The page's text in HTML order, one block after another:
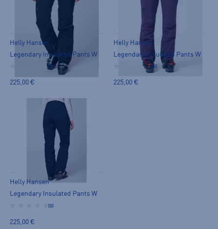
Helly Hansen
Legendary Insulated Pants W
(0)
225,00 €
Helly Hansen
Legendary Insulated Pants W
(0)
225,00 €
Helly Hansen
Legendary Insulated Pants W
(0)
225,00 €